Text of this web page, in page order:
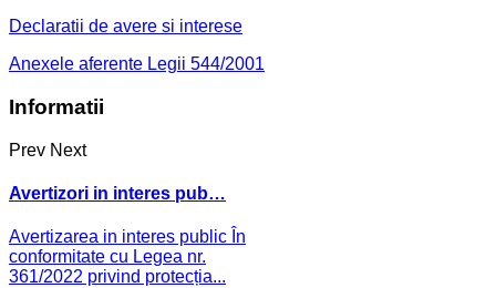
Declaratii de avere si interese
Anexele aferente Legii 544/2001
Informatii
Prev Next
Avertizori in interes pub…
Avertizarea in interes public În
conformitate cu Legea nr.
361/2022 privind protecția...